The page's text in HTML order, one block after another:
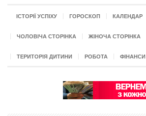
ІСТОРІЇ УСПІХУ ГОРОСКОП КАЛЕНДАР
ЧОЛОВІЧА СТОРІНКА ЖІНОЧА СТОРІНКА
ТЕРИТОРІЯ ДИТИНИ РОБОТА ФІНАНСИ